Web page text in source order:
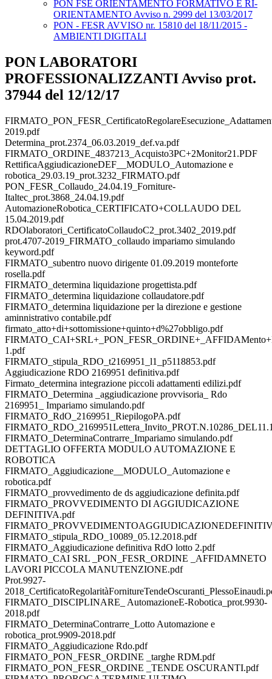
PON FSE ORIENTAMENTO FORMATIVO E RI-
ORIENTAMENTO Avviso n. 2999 del 13/03/2017
PON - FESR AVVISO nr. 15810 del 18/11/2015 -
AMBIENTI DIGITALI
PON LABORATORI
PROFESSIONALIZZANTI Avviso prot.
37944 del 12/12/17
2019.pdf
Determina_prot.2374_06.03.2019_def.va.pdf
FIRMATO_ORDINE_4837213_Acquisto3PC+2Monitor21.PDF
RettificaAggiudicazioneDEF__MODULO_Automazione e
robotica_29.03.19_prot.3232_FIRMATO.pdf
PON_FESR_Collaudo_24.04.19_Forniture-
Italtec_prot.3868_24.04.19.pdf
AutomazioneRobotica_CERTIFICATO+COLLAUDO DEL
15.04.2019.pdf
RDOlaboratori_CertificatoCollaudoC2_prot.3402_2019.pdf
prot.4707-2019_FIRMATO_collaudo impariamo simulando
keyword.pdf
FIRMATO_subentro nuovo dirigente 01.09.2019 monteforte
rosella.pdf
FIRMATO_determina liquidazione progettista.pdf
FIRMATO_determina liquidazione collaudatore.pdf
FIRMATO_determina liquidazione per la direzione e gestione
aminnistrativo contabile.pdf
firmato_atto+di+sottomissione+quinto+d%27obbligo.pdf
1.pdf
FIRMATO_stipula_RDO_t2169951_l1_p5118853.pdf
Aggiudicazione RDO 2169951 definitiva.pdf
Firmato_determina integrazione piccoli adattamenti edilizi.pdf
FIRMATO_Determina _aggiudicazione provvisoria_ Rdo
2169951_ Impariamo simulando.pdf
FIRMATO_RdO_2169951_RiepilogoPA.pdf
FIRMATO_DeterminaContrarre_Impariamo simulando.pdf
DETTAGLIO OFFERTA MODULO AUTOMAZIONE E
ROBOTICA
FIRMATO_Aggiudicazione__MODULO_Automazione e
robotica.pdf
FIRMATO_provvedimento de ds aggiudicazione definita.pdf
FIRMATO_PROVVEDIMENTO DI AGGIUDICAZIONE
DEFINITIVA.pdf
FIRMATO_stipula_RDO_10089_05.12.2018.pdf
FIRMATO_Aggiudicazione definitiva RdO lotto 2.pdf
FIRMATO_CAI SRL _PON_FESR_ORDINE _AFFIDAMNETO
LAVORI PICCOLA MANUTENZIONE.pdf
Prot.9927-
FIRMATO_DISCIPLINARE_ AutomazioneE-Robotica_prot.9930-
2018.pdf
FIRMATO_DeterminaContrarre_Lotto Automazione e
robotica_prot.9909-2018.pdf
FIRMATO_Aggiudicazione Rdo.pdf
FIRMATO_PON_FESR_ORDINE _targhe RDM.pdf
FIRMATO_PON_FESR_ORDINE _TENDE OSCURANTI.pdf